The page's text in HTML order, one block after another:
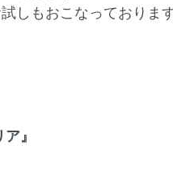
しもおこなっておりま
』